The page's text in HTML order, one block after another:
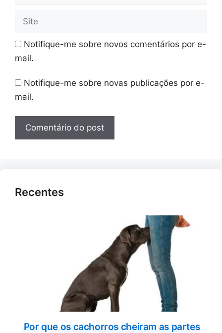
Notifique-me sobre novos comentários por e-
mail.
Notifique-me sobre novas publicações por e-
mail.
Recentes
Por que os cachorros cheiram as partes